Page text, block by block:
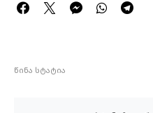
წინა სტატია